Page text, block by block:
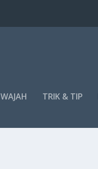
WAJAH TRIK & TIP